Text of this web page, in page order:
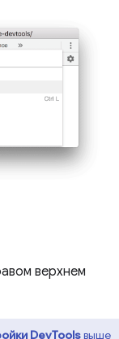
верхнем
DevToolsвыше